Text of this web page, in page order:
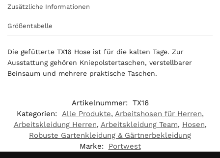
0
Zusätzliche Informationen
Größentabelle
Die gefütterte TX16 Hose ist für die kalten Tage. Zur
Ausstattung gehören Kniepolstertaschen, verstellbarer
Beinsaum und mehrere praktische Taschen.
Artikelnummer: TX16
Kategorien: Alle Produkte, Arbeitshosen für Herren,
Arbeitskleidung Herren, Arbeitskleidung Team, Hosen,
Robuste Gartenkleidung & Gärtnerbekleidung
Marke:
Portwest